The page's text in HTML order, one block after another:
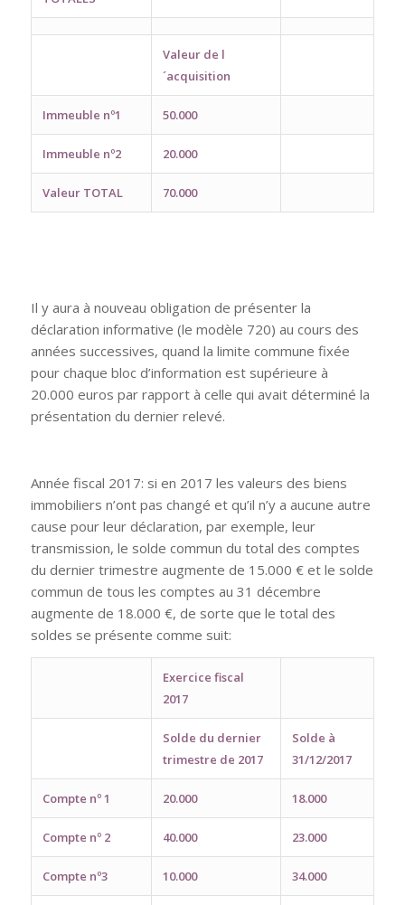
Valeur de l
´acquisition
Immeuble nº1 50.000
Immeuble nº2 20.000
Valeur TOTAL 70.000
Il y aura à nouveau obligation de présenter la
déclaration informative (le modèle 720) au cours des
années successives, quand la limite commune fixée
pour chaque bloc d’information est supérieure à
20.000 euros par rapport à celle qui avait déterminé la
présentation du dernier relevé.
Année fiscal 2017: si en 2017 les valeurs des biens
immobiliers n’ont pas changé et qu’il n’y a aucune autre
cause pour leur déclaration, par exemple, leur
transmission, le solde commun du total des comptes
du dernier trimestre augmente de 15.000 € et le solde
commun de tous les comptes au 31 décembre
augmente de 18.000 €, de sorte que le total des
soldes se présente comme suit:
Exercice fiscal
2017
Solde du dernier
trimestre de 2017
Solde à
31/12/2017
Compte nº 1 20.000 18.000
Compte nº 2 40.000 23.000
Compte nº3 10.000 34.000